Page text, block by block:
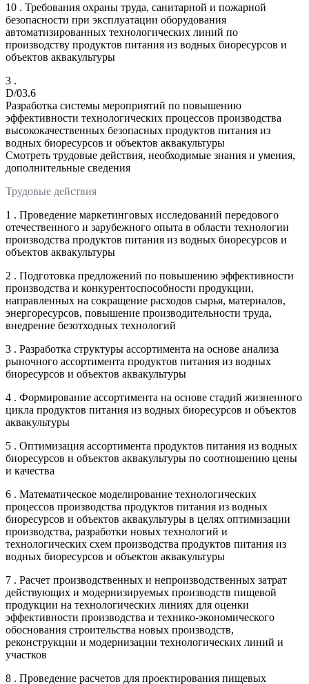
10 . Требования охраны труда, санитарной и пожарной
безопасности при эксплуатации оборудования
автоматизированных технологических линий по
производству продуктов питания из водных биоресурсов и
объектов аквакультуры
3 .
D/03.6
Разработка системы мероприятий по повышению
эффективности технологических процессов производства
высококачественных безопасных продуктов питания из
водных биоресурсов и объектов аквакультуры
Смотреть трудовые действия, необходимые знания и умения,
дополнительные сведения
Трудовые действия
1 . Проведение маркетинговых исследований передового
отечественного и зарубежного опыта в области технологии
производства продуктов питания из водных биоресурсов и
объектов аквакультуры
2 . Подготовка предложений по повышению эффективности
производства и конкурентоспособности продукции,
направленных на сокращение расходов сырья, материалов,
энергоресурсов, повышение производительности труда,
внедрение безотходных технологий
3 . Разработка структуры ассортимента на основе анализа
рыночного ассортимента продуктов питания из водных
биоресурсов и объектов аквакультуры
4 . Формирование ассортимента на основе стадий жизненного
цикла продуктов питания из водных биоресурсов и объектов
аквакультуры
5 . Оптимизация ассортимента продуктов питания из водных
биоресурсов и объектов аквакультуры по соотношению цены
и качества
6 . Математическое моделирование технологических
процессов производства продуктов питания из водных
биоресурсов и объектов аквакультуры в целях оптимизации
производства, разработки новых технологий и
технологических схем производства продуктов питания из
водных биоресурсов и объектов аквакультуры
7 . Расчет производственных и непроизводственных затрат
действующих и модернизируемых производств пищевой
продукции на технологических линиях для оценки
эффективности производства и технико-экономического
обоснования строительства новых производств,
реконструкции и модернизации технологических линий и
участков
8 . Проведение расчетов для проектирования пищевых